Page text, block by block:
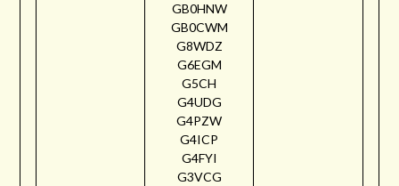
GB0HNW
GB0CWM
G8WDZ
G6EGM
G5CH
G4UDG
G4PZW
G4ICP
G4FYI
G3VCG